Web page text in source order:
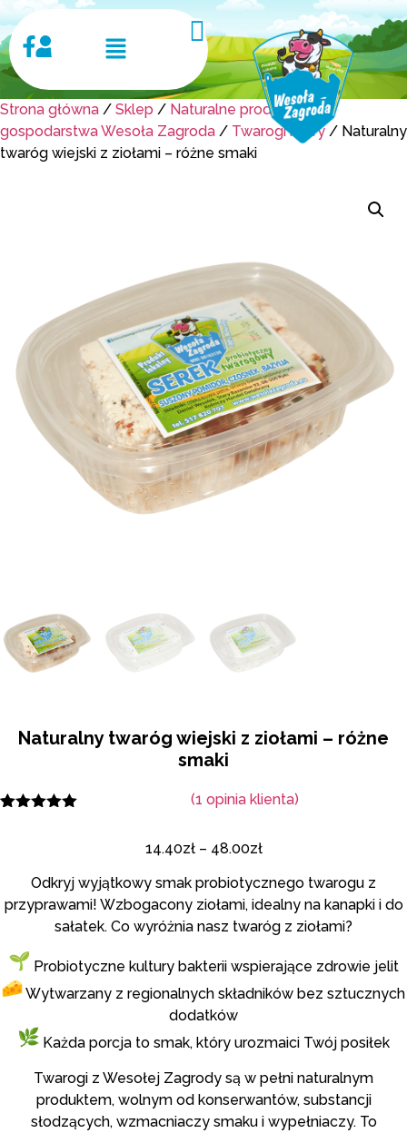
Strona główna / Sklep / Naturalne produkty z
gospodarstwa Wesoła Zagroda / Twarogi i sery/ Naturalny
twaróg wiejski z ziołami – różne smaki
Naturalny twaróg wiejski z ziołami – różne
smaki
oceny
(1 opinia klienta)
14.40zł– 48.00zł
Odkryj wyjątkowy smak probiotycznego twarogu z
przyprawami! Wzbogacony ziołami, idealny na kanapki i do
sałatek. Co wyróżnia nasz twaróg z ziołami?
Probiotyczne kultury bakterii wspierające zdrowie jelit
Wytwarzany z regionalnych składników bez sztucznych
dodatków
Każda porcja to smak, który urozmaici Twój posiłek
Twarogi z Wesołej Zagrody są w pełni naturalnym
produktem, wolnym od konserwantów, substancji
słodzących, wzmacniaczy smaku i wypełniaczy. To